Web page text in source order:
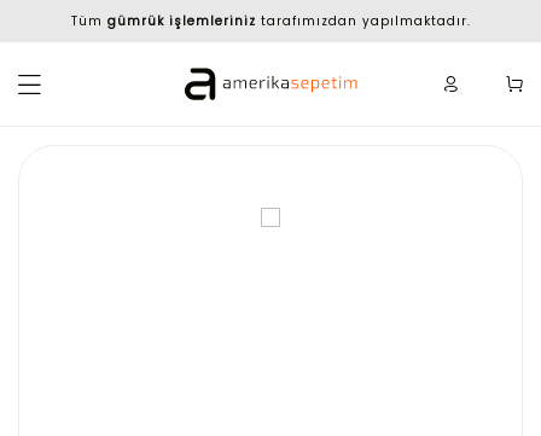
Tüm gümrük işlemleriniz tarafımızdan yapılmaktadır.